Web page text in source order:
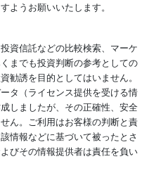
ようお願いいたします。
資信託などの比較検索、マーケ
までも投資判断の参考としての
勧誘を目的としてはいません。
タ（ライセンス提供を受ける情
しましたが、その正確性、安全
ん。ご利用はお客様の判断と責
情報などに基づいて被ったとさ
びその情報提供者は責任を負い